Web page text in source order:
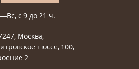
с 9 до 21 ч.
Москва,
шоссе, 100,
2